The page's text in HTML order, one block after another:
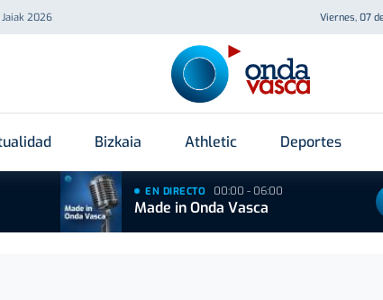
Jaiak 2026 Viernes, 07
Bizkaia Athletic Deportes
EN DIRECTO 00:00 - 06:00
Made in Onda Vasca